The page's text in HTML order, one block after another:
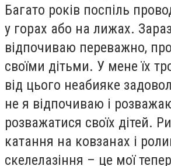
Багато років поспіль
у горах або на лижах.
відпочиваю переважно,
своїми дітьми. У мене їх
від цього неабияке
не я відпочиваю і
розважатися своїх дітей.
катання на ковзанах і
скелелазіння – це мої